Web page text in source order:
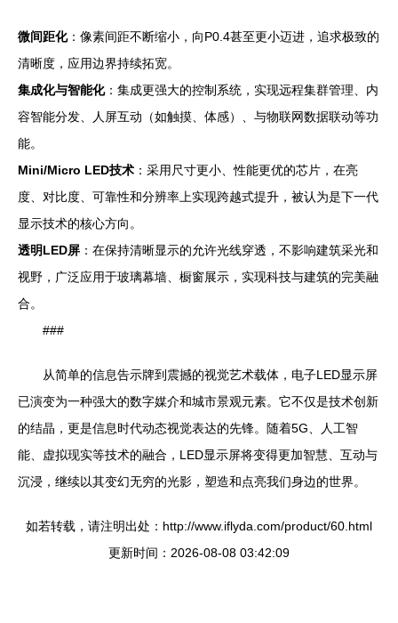
微间距化：像素间距不断缩小，向P0.4甚至更小迈进，追求极致的
清晰度，应用边界持续拓宽。
集成化与智能化：集成更强大的控制系统，实现远程集群管理、内
容智能分发、人屏互动（如触摸、体感）、与物联网数据联动等功
能。
Mini/Micro LED技术 ：采用尺寸更小、性能更优的芯片，在亮
度、对比度、可靠性和分辨率上实现跨越式提升，被认为是下一代
显示技术的核心方向。
透明LED屏 ：在保持清晰显示的允许光线穿透，不影响建筑采光和
视野，广泛应用于玻璃幕墙、橱窗展示，实现科技与建筑的完美融
合。
###
从简单的信息告示牌到震撼的视觉艺术载体，电子LED显示屏
已演变为一种强大的数字媒介和城市景观元素。它不仅是技术创新
的结晶，更是信息时代动态视觉表达的先锋。随着5G、人工智
能、虚拟现实等技术的融合，LED显示屏将变得更加智慧、互动与
沉浸，继续以其变幻无穷的光影，塑造和点亮我们身边的世界。
如若转载，请注明出处：http://www.iflyda.com/product/60.html
更新时间：2026-08-08 03:42:09